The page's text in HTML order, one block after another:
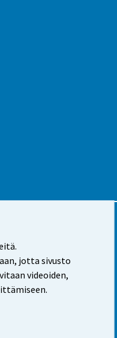
jotta sivusto
videoiden,